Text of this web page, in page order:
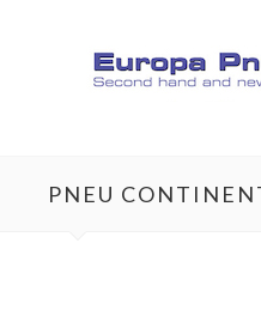
PNEU